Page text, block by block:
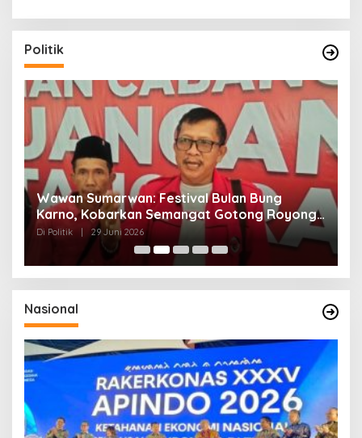
Politik
Wawan Sumarwan: Festival Bulan Bung
Karno, Kobarkan Semangat Gotong Royong
dan Kepedulian Sosial
Di Politik 29 Juni 2026
Nasional